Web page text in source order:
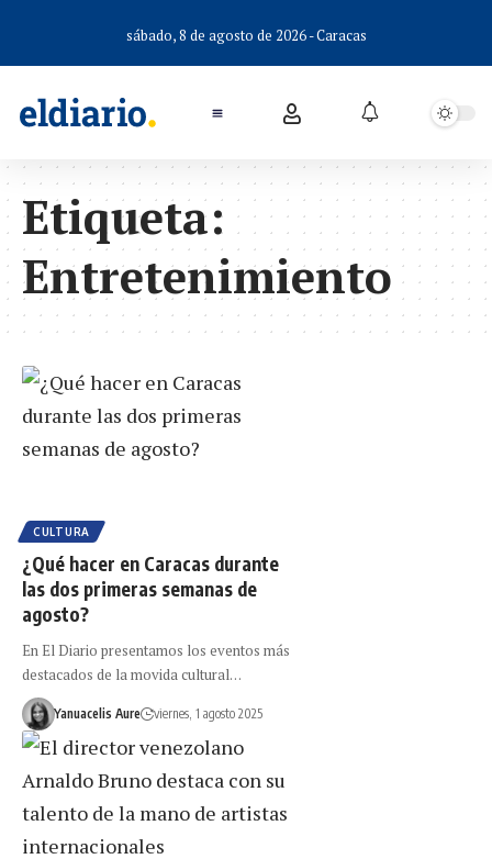
sábado, 8 de agosto de 2026 - Caracas
Etiqueta:
Entretenimiento
CULTURA
¿Qué hacer en Caracas durante
las dos primeras semanas de
agosto?
En El Diario presentamos los eventos más
destacados de la movida cultural…
Yanuacelis Aure viernes, 1 agosto 2025